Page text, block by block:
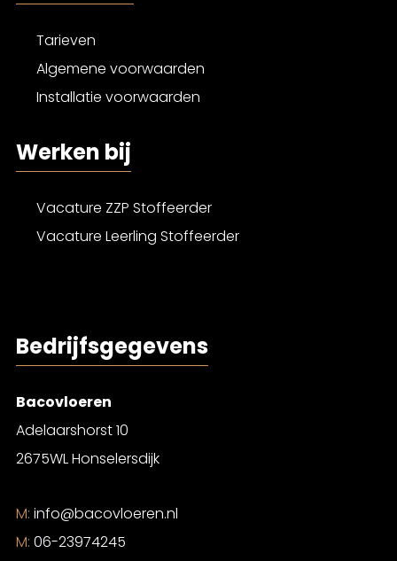
Tarieven
Algemene voorwaarden
Installatie voorwaarden
Werken bij
Vacature ZZP Stoffeerder
Vacature Leerling Stoffeerder
Bedrijfsgegevens
Bacovloeren
Adelaarshorst 10
2675WL Honselersdijk
M: info@bacovloeren.nl
M: 06-23974245